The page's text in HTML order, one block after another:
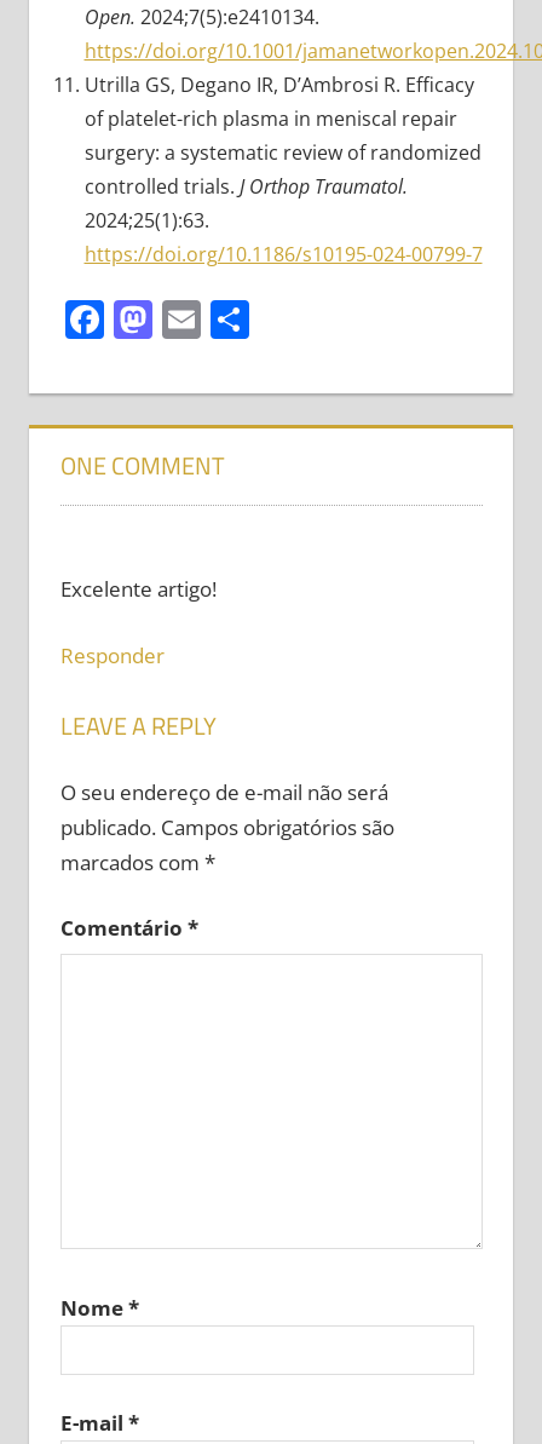
Open. 2024;7(5):e2410134.
https://doi.org/10.1001/
Utrilla GS, Degano IR, D’Ambrosi R. Efficacy
of platelet-rich plasma in meniscal repair
surgery: a systematic review of randomized
controlled trials. J Orthop Traumatol.
2024;25(1):63.
https://doi.org/10.1186/s10195-024-00799-7
Facebook
Mastodon
EmailShare
ONE COMMENT
Excelente artigo!
Responder
LEAVE A REPLY
O seu endereço de e-mail não será
publicado. Campos obrigatórios são
marcados com *
Comentário *
Nome*
E-mail *